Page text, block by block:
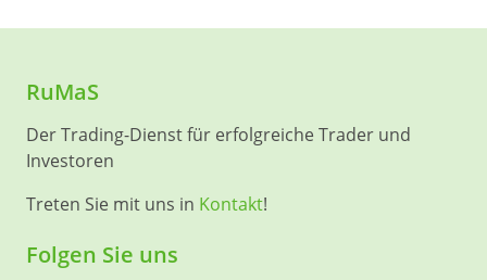
RuMaS
Der Trading-Dienst für erfolgreiche Trader und
Investoren
Treten Sie mit uns in Kontakt!
Folgen Sie uns